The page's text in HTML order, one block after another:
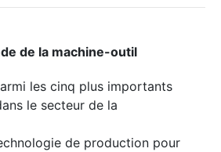
de la machine-outil
les cinq plus importants
le secteur de la
de production pour